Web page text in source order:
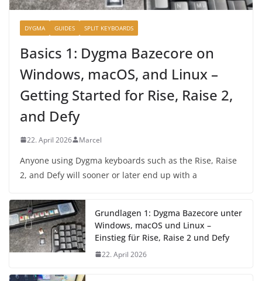
DYGMA GUIDES SPLIT KEYBOARDS
Basics 1: Dygma Bazecore on
Windows, macOS, and Linux –
Getting Started for Rise, Raise 2,
and Defy
22. April 2026 Marcel
Anyone using Dygma keyboards such as the Rise, Raise
2, and Defy will sooner or later end up with a
Grundlagen 1: Dygma Bazecore unter
Windows, macOS und Linux –
Einstieg für Rise, Raise 2 und Defy
22. April 2026